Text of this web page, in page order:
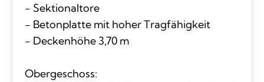
- Sektionaltore
- Betonplatte mit hoher Tragfähigkeit
- Deckenhöhe 3,70 m
Obergeschoss: